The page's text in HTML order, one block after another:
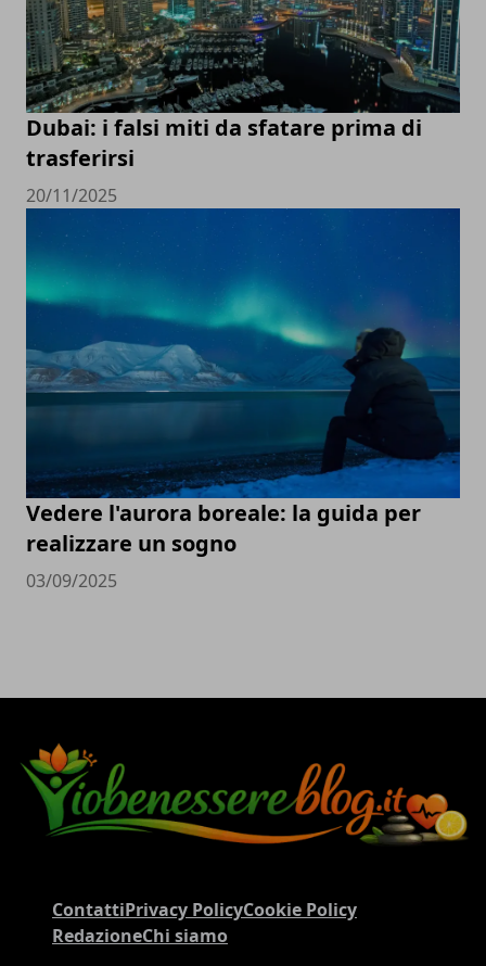
Dubai: i falsi miti da sfatare prima di
trasferirsi
20/11/2025
Vedere l'aurora boreale: la guida per
realizzare un sogno
03/09/2025
ContattiPrivacy PolicyCookie Policy
RedazioneChi siamo